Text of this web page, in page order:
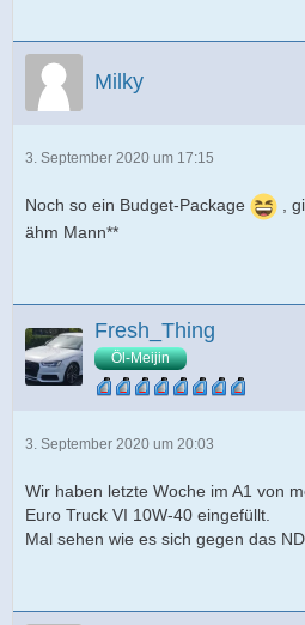
Milky
3. September 2020 um 17:15
Noch so ein Budget-Package
,
ähm Mann**
Fresh_Thing
Öl-Meijin
3. September 2020 um 20:03
Wir haben letzte Woche im A1 von
Euro Truck VI 10W-40 eingefüllt.
Mal sehen wie es sich gegen das